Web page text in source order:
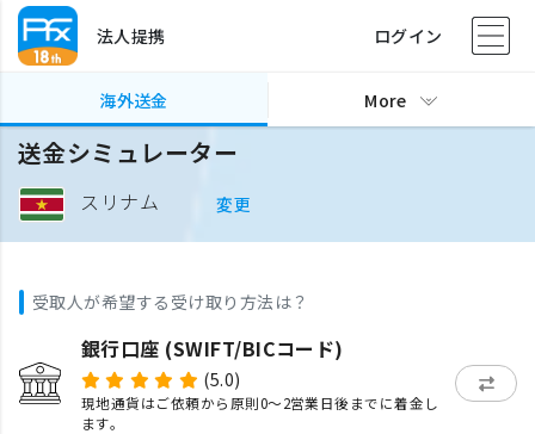
法人提携 ログイン
海外送金 More
送金シミュレーター
スリナム 変更
受取人が希望する受け取り方法は？
銀行口座 (SWIFT/BICコード)
(5.0)
現地通貨はご依頼から原則0〜2営業日後までに着金し
ます。